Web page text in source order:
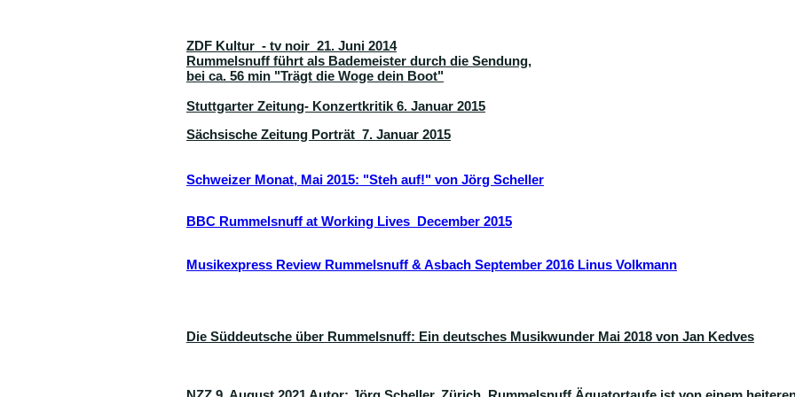
ZDF Kultur - tv noir 21. Juni 2014
Rummelsnuff führt als Bademeister durch die Sendung,
bei ca. 56 min "Trägt die Woge dein Boot"
Stuttgarter Zeitung- Konzertkritik 6. Januar 2015
Sächsische Zeitung Porträt 7. Januar 2015
Schweizer Monat, Mai 2015: "Steh auf!" von Jörg Scheller
BBC Rummelsnuff at Working Lives December 2015
Musikexpress Review Rummelsnuff & Asbach September 2016 Linus Volkmann
Die Süddeutsche über Rummelsnuff: Ein deutsches Musikwunder Mai 2018 von Jan Kedves